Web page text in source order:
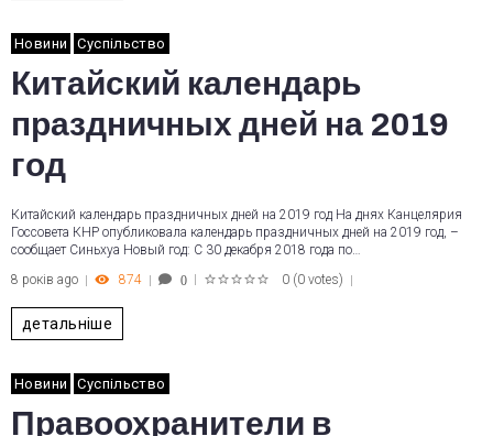
Новини Суспільство
Китайский календарь
праздничных дней на 2019
год
Китайский календарь праздничных дней на 2019 год На днях Канцелярия
Госсовета КНР опубликовала календарь праздничных дней на 2019 год, –
сообщает Синьхуа Новый год: С 30 декабря 2018 года по…
8 років ago
874 0 0 (0 votes)
детальніше
Новини Суспільство
Правоохранители в